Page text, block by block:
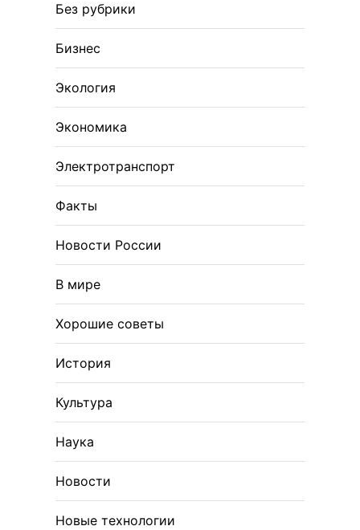
Без рубрики
Бизнес
Экология
Экономика
Электротранспорт
Факты
Новости России
В мире
Хорошие советы
История
Культура
Наука
Новости
Новые технологии